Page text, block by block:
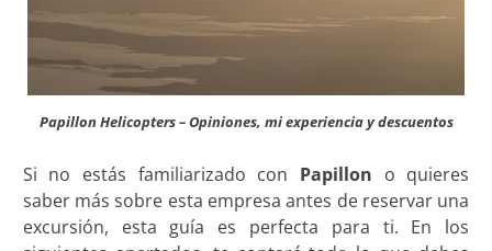
Papillon Helicopters – Opiniones, mi experiencia y descuentos
Si no estás familiarizado con Papillon o quieres
saber más sobre esta empresa antes de reservar una
excursión, esta guía es perfecta para ti. En los